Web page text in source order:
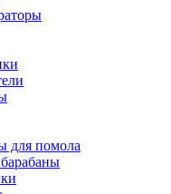
для помола